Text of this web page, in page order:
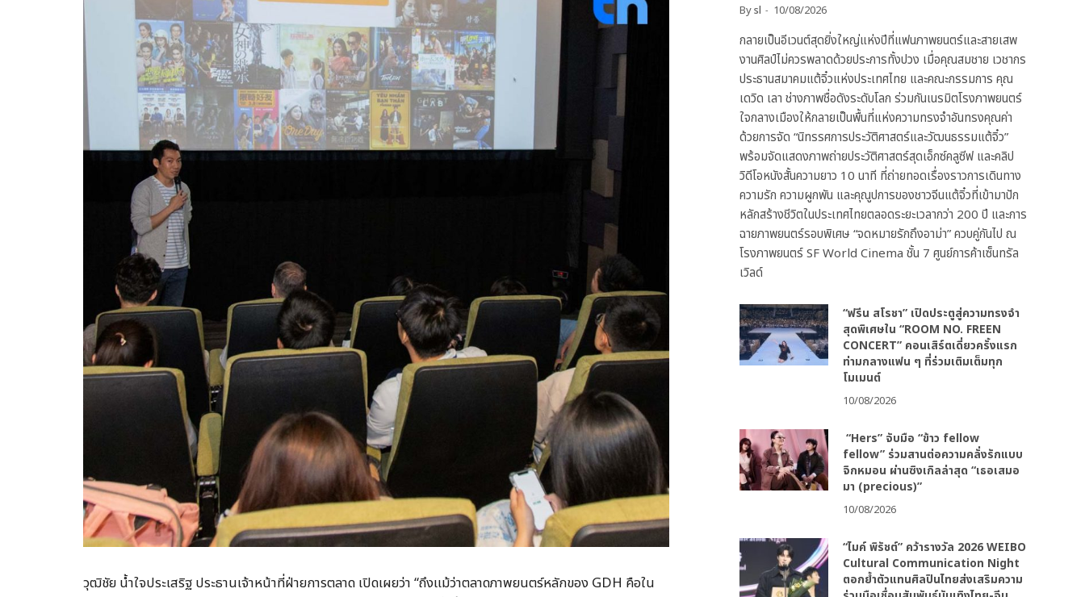
วุฒิชัย น้ำใจประเสริฐ ประธานเจ้าหน้าที่ฝ่ายการตลาด เปิดเผยว่า “ถึงแม้ว่าตลาดภาพยนตร์หลักของ GDH คือใน
Bysl 10/08/2026
กลายเป็นอีเวนต์สุดยิ่งใหญ่แห่งปีที่แฟนภาพยนตร์และสายเสพ
งานศิลป์ไม่ควรพลาดด้วยประการทั้งปวง เมื่อคุณสมชาย เวชากร
ประธานสมาคมแต้จิ๋วแห่งประเทศไทย และคณะกรรมการ คุณ
เดวิด เลา ช่างภาพชื่อดังระดับโลก ร่วมกันเนรมิตโรงภาพยนตร์
ใจกลางเมืองให้กลายเป็นพื้นที่แห่งความทรงจำอันทรงคุณค่า
ด้วยการจัด “นิทรรศการประวัติศาสตร์และวัฒนธรรมแต้จิ๋ว”
พร้อมจัดแสดงภาพถ่ายประวัติศาสตร์สุดเอ็กซ์คลูซีฟ และคลิป
วิดีโอหนังสั้นความยาว 10 นาที ที่ถ่ายทอดเรื่องราวการเดินทาง
ความรัก ความผูกพัน และคุณูปการของชาวจีนแต้จิ๋วที่เข้ามาปัก
หลักสร้างชีวิตในประเทศไทยตลอดระยะเวลากว่า 200 ปี และการ
ฉายภาพยนตร์รอบพิเศษ “จดหมายรักถึงอาม่า” ควบคู่กันไป ณ
โรงภาพยนตร์ SF World Cinema ชั้น 7 ศูนย์การค้าเซ็นทรัล
เวิลด์
“ฟรีน สโรชา” เปิดประตูสู่ความทรงจำ
สุดพิเศษใน “ROOM NO. FREEN
CONCERT” คอนเสิร์ตเดี่ยวครั้งแรก
ท่ามกลางแฟน ๆ ที่ร่วมเติมเต็มทุก
โมเมนต์
10/08/2026
“Hers” จับมือ “ข้าว fellow
fellow” ร่วมสานต่อความคลั่งรักแบบ
จิกหมอน ผ่านซิงเกิลล่าสุด “เธอเสมอ
มา (precious)”
10/08/2026
“ไมค์ พิรัชต์” คว้ารางวัล 2026 WEIBO
Cultural Communication Night
ตอกย้ำตัวแทนศิลปินไทยส่งเสริมความ